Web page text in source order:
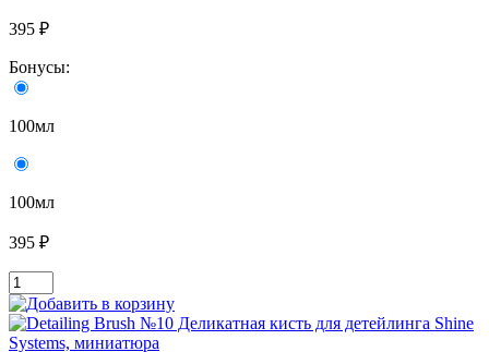
395 ₽
Бонусы:
100мл
100мл
395 ₽